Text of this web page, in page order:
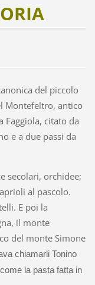
del piccolo
Montefeltro, antico
Faggiola, citato da
e a due passi da
secolari, orchidee;
al pascolo.
E poi la
il monte
del monte Simone
chiamarli Tonino
la pasta fatta in